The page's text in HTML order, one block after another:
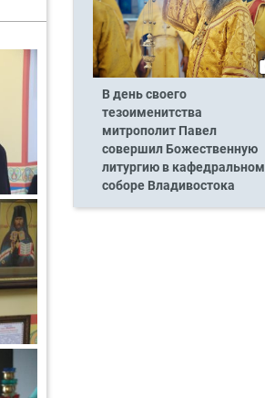
В день своего
тезоименитства
митрополит Павел
совершил Божественную
литургию в кафедральном
соборе Владивостока